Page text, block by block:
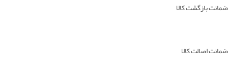
ضمانت بازگشت کالا
ضمانت اصالت کالا